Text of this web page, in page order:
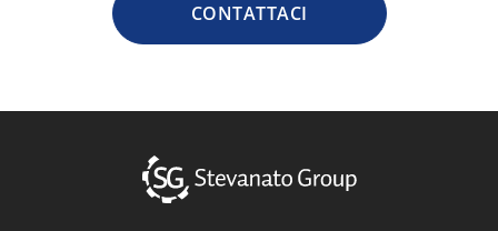
CONTATTACI